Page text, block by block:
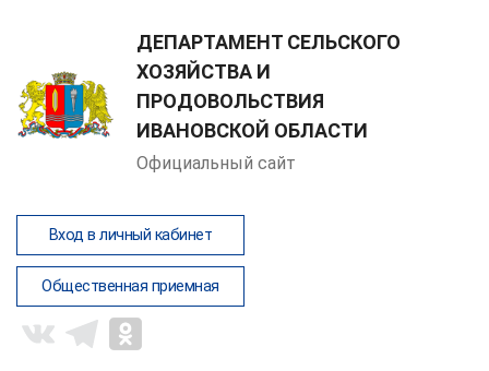
ДЕПАРТАМЕНТ СЕЛЬСКОГО
ХОЗЯЙСТВА И
ПРОДОВОЛЬСТВИЯ
ИВАНОВСКОЙ ОБЛАСТИ
Официальный сайт
Вход в личный кабинет
Общественная приемная